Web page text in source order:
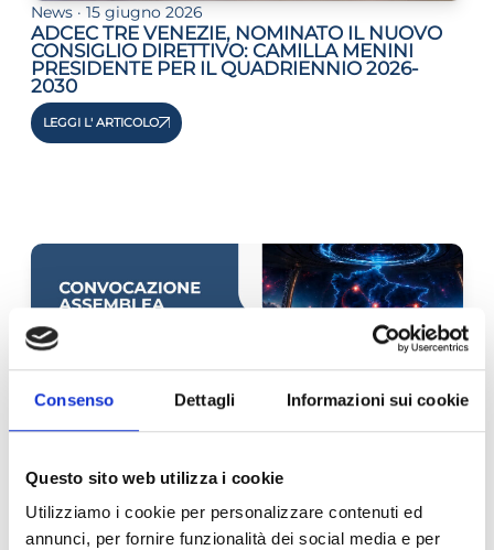
Consenso Dettagli Informazioni sui cookie
Questo sito web utilizza i cookie
Utilizziamo i cookie per personalizzare contenuti ed
annunci, per fornire funzionalità dei social media e per
News · 15 giugno 2026
ADCEC TRE VENEZIE, NOMINATO IL NUOVO
CONSIGLIO DIRETTIVO: CAMILLA MENINI
PRESIDENTE PER IL QUADRIENNIO 2026-
2030
LEGGI L' ARTICOLO
RINNOVO DEGLI ORGANI 2026-2030
LEGGI L' ARTICOLO